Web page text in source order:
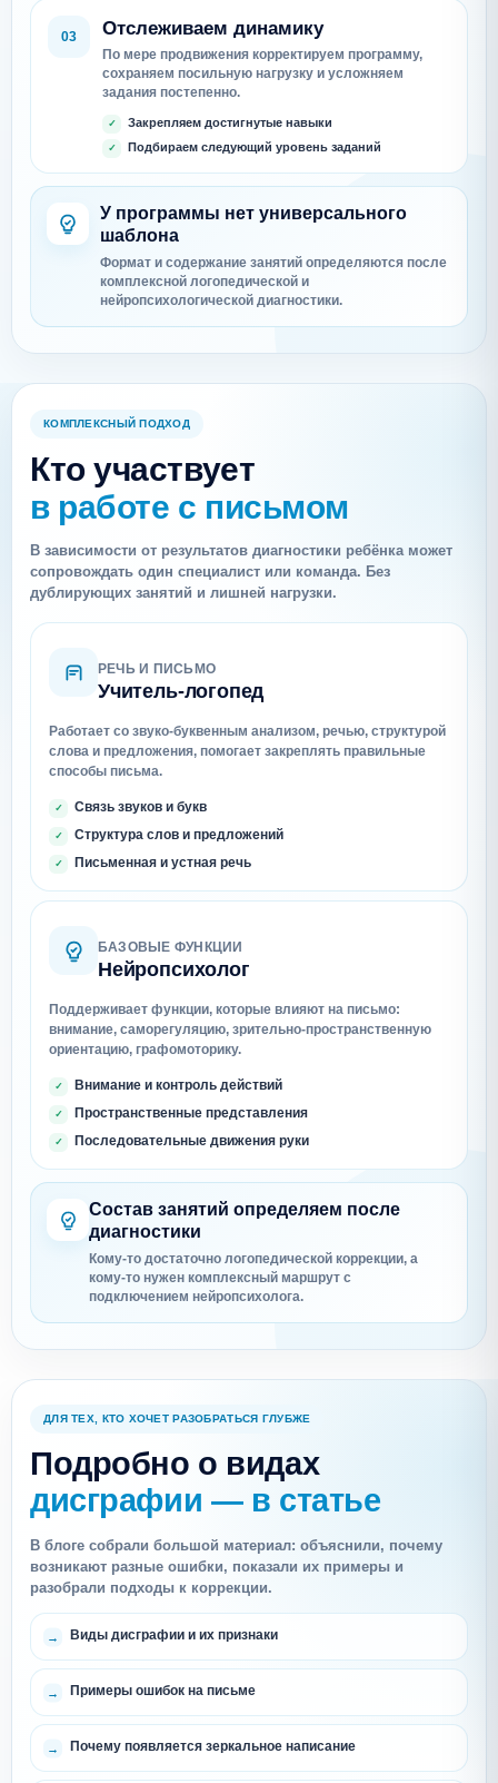
03 Отслеживаем динамику
По мере продвижения корректируем программу,
сохраняем посильную нагрузку и усложняем
задания постепенно.
Закрепляем достигнутые навыки
Подбираем следующий уровень заданий
У программы нет универсального
шаблона
Формат и содержание занятий определяются после
комплексной логопедической и
нейропсихологической диагностики.
КОМПЛЕКСНЫЙ ПОДХОД
Кто участвует
в работе с письмом
В зависимости от результатов диагностики ребёнка может
сопровождать один специалист или команда. Без
дублирующих занятий и лишней нагрузки.
РЕЧЬ И ПИСЬМО
Учитель-логопед
Работает со звуко-буквенным анализом, речью, структурой
слова и предложения, помогает закреплять правильные
способы письма.
Связь звуков и букв
Структура слов и предложений
Письменная и устная речь
БАЗОВЫЕ ФУНКЦИИ
Нейропсихолог
Поддерживает функции, которые влияют на письмо:
внимание, саморегуляцию, зрительно-пространственную
ориентацию, графомоторику.
Внимание и контроль действий
Пространственные представления
Последовательные движения руки
Состав занятий определяем после
диагностики
Кому-то достаточно логопедической коррекции, а
кому-то нужен комплексный маршрут с
подключением нейропсихолога.
ДЛЯ ТЕХ, КТО ХОЧЕТ РАЗОБРАТЬСЯ ГЛУБЖЕ
Подробно о видах
дисграфии — в статье
В блоге собрали большой материал: объяснили, почему
возникают разные ошибки, показали их примеры и
разобрали подходы к коррекции.
Виды дисграфии и их признаки
Примеры ошибок на письме
Почему появляется зеркальное написание